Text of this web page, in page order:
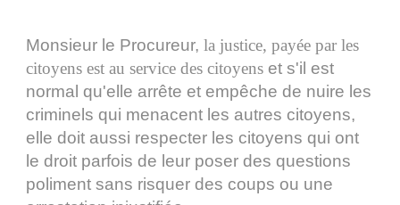
Monsieur le Procureur, la justice, payée par les
citoyens est au service des citoyens et s'il est
normal qu'elle arrête et empêche de nuire les
criminels qui menacent les autres citoyens,
elle doit aussi respecter les citoyens qui ont
le droit parfois de leur poser des questions
poliment sans risquer des coups ou une